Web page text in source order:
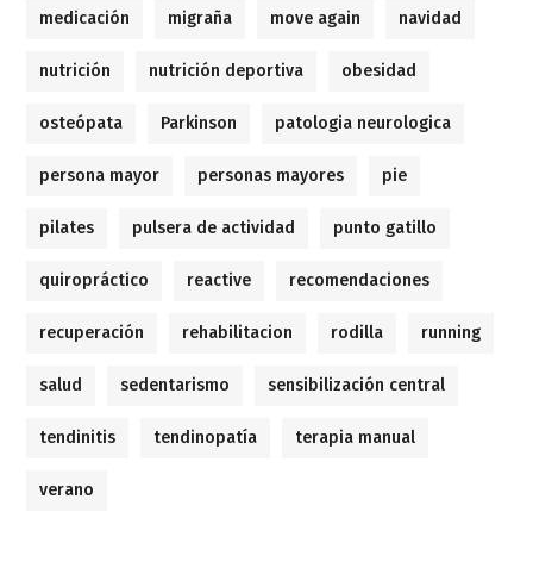
medicación migraña move again navidad
nutrición nutrición deportiva obesidad
osteópata Parkinson patologia neurologica
persona mayor personas mayores pie
pilates pulsera de actividad punto gatillo
quiropráctico reactive recomendaciones
recuperación rehabilitacion rodilla running
salud sedentarismo sensibilización central
tendinitis tendinopatía terapia manual
verano